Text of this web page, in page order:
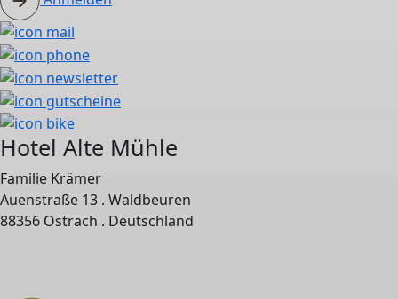
Hotel Alte Mühle
Familie Krämer
Auenstraße 13 . Waldbeuren
88356 Ostrach . Deutschland